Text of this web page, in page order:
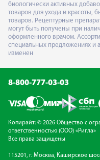
биологически активных
товаров для ухода и красоты,
товаров. Рецептурные
могут быть получены при
оформленного врачом.
специальных предложениях и
изменен
8-800-777-03-03
Копирайт: © 2026 Общество с
ответственностью (ООО) «Ригла»
Все права защищены
115201, г. Москва, Каширское